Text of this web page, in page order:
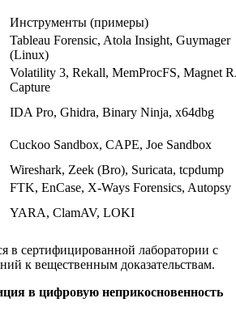
Инструменты (примеры)
Tableau Forensic, Atola Insight, Guymager
(Linux)
Volatility 3, Rekall, MemProcFS, Magnet
Capture
IDA Pro, Ghidra, Binary Ninja, x64dbg
Cuckoo Sandbox, CAPE, Joe Sandbox
Wireshark, Zeek (Bro), Suricata, tcpdump
FTK, EnCase, X-Ways Forensics, Autopsy
YARA, ClamAV, LOKI
в сертифицированной лаборатории с
к вещественным доказательствам.
в цифровую неприкосновенность